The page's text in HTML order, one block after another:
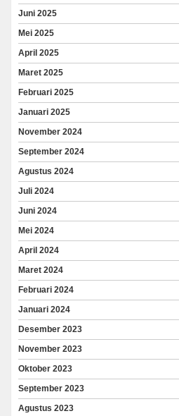
Juni 2025
Mei 2025
April 2025
Maret 2025
Februari 2025
Januari 2025
November 2024
September 2024
Agustus 2024
Juli 2024
Juni 2024
Mei 2024
April 2024
Maret 2024
Februari 2024
Januari 2024
Desember 2023
November 2023
Oktober 2023
September 2023
Agustus 2023